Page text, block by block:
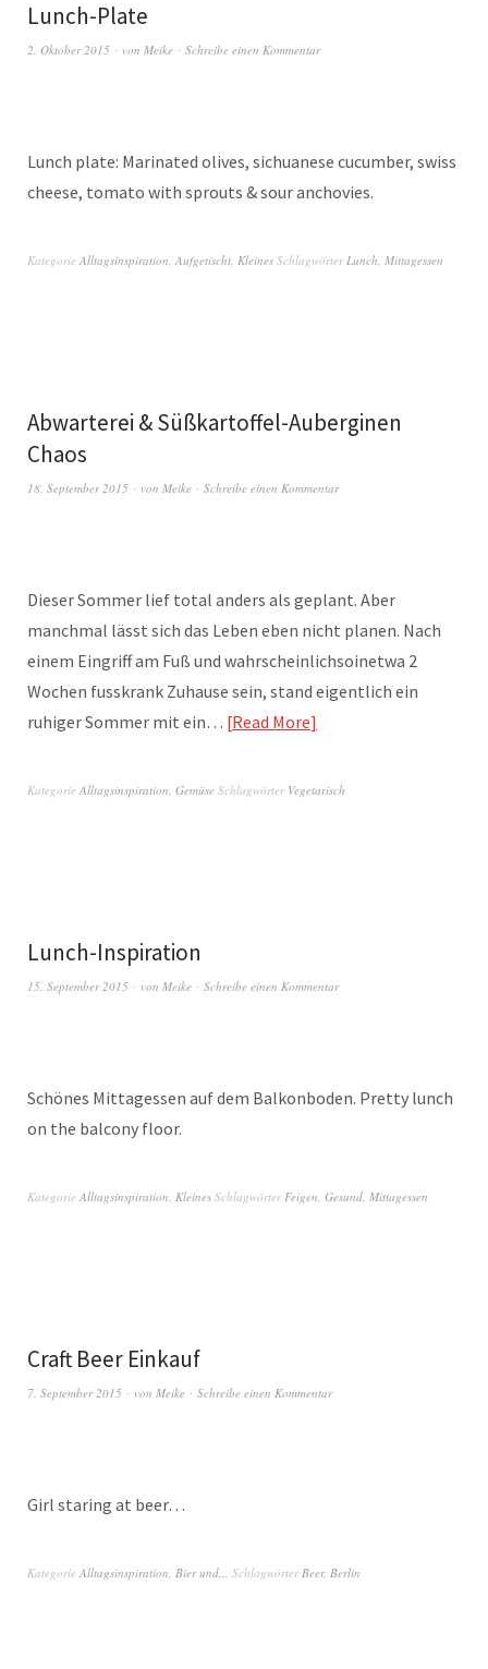
Lunch-Plate
2. Oktober 2015 von Meike Schreibe einen Kommentar
Lunch plate: Marinated olives, sichuanese cucumber, swiss
cheese, tomato with sprouts & sour anchovies.
Kategorie Alltagsinspiration, Aufgetischt, Kleines SchlagwörterLunch, Mittagessen
Abwarterei & Süßkartoffel-Auberginen
Chaos
18. September 2015 von Meike Schreibe einen Kommentar
Dieser Sommer lief total anders als geplant. Aber
manchmal lässt sich das Leben eben nicht planen. Nach
einem Eingriff am Fuß und wahrscheinlichsoinetwa 2
Wochen fusskrank Zuhause sein, stand eigentlich ein
ruhiger Sommer mit ein… Read More
Kategorie Alltagsinspiration, Gemüse Schlagwörter Vegetarisch
Lunch-Inspiration
15. September 2015 von Meike Schreibe einen Kommentar
Schönes Mittagessen auf dem Balkonboden. Pretty lunch
on the balcony floor.
Kategorie Alltagsinspiration, Kleines SchlagwörterFeigen, Gesund, Mittagessen
Craft Beer Einkauf
7. September 2015 von Meike Schreibe einen Kommentar
Girl staring at beer…
Kategorie Alltagsinspiration, Bier und... SchlagwörterBeer, Berlin